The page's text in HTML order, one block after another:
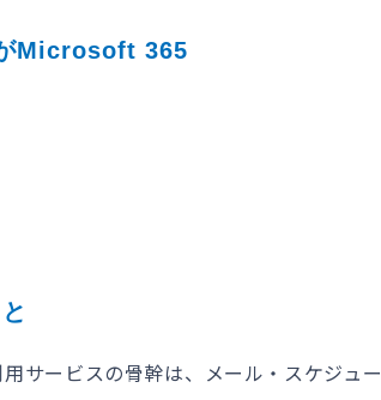
Microsoft 365
サービスの骨幹は、メール・スケジュー